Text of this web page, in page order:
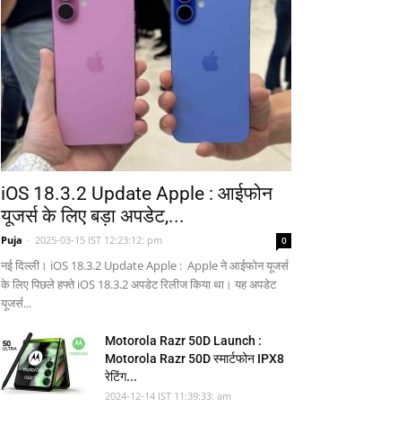
iOS 18.3.2 Update Apple : आईफोन
यूजर्स के लिए बड़ा अपडेट,...
Puja - 2025-03-15 IST 12:23:12: pm 0
नई दिल्ली। iOS 18.3.2 Update Apple : Apple ने आईफोन यूजर्स
के लिए पिछले हफ्ते iOS 18.3.2 अपडेट रिलीज किया था। यह अपडेट
यूजर्स...
Motorola Razr 50D Launch :
Motorola Razr 50D स्मार्टफोन IPX8
रेटिंग...
2024-12-14 IST 11:39:33: am